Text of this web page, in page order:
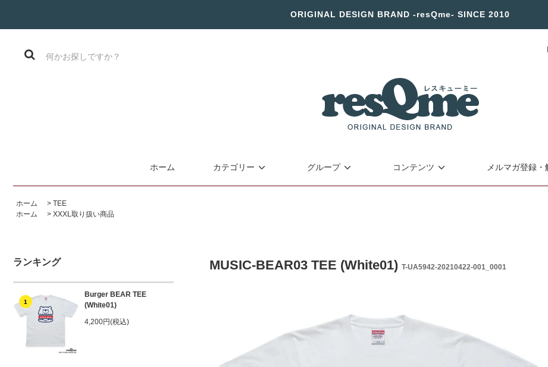
ORIGINAL DESIGN BRAND -resQme- SINCE 2010
ホーム カテゴリー グループ コンテンツ メルマガ登録・
ホーム > TEE
ホーム
> XXXL取り扱い商品
ランキング
1
Burger BEAR TEE
(White01)
4,200円(税込)
MUSIC-BEAR03 TEE (White01) T-UA5942-20210422-001_0001